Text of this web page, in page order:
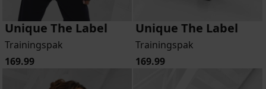
Unique The Label
Trainingspak
169.99
Unique The Label
Trainingspak
169.99